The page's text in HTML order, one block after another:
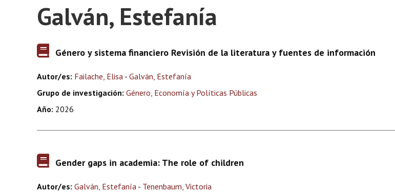
Galván, Estefanía
Género y sistema financiero Revisión de la literatura y fuentes de información
Autor/es: Failache, Elisa - Galván, Estefanía
Grupo de investigación: Género, Economía y Políticas Públicas
Año: 2026
Gender gaps in academia: The role of children
Autor/es: Galván, Estefanía - Tenenbaum, Victoria